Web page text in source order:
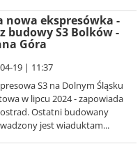
nowa ekspresówka -
budowy S3 Bolków -
Góra
19 | 11:37
S3 na Dolnym Śląsku
w lipcu 2024 - zapowiada
Ostatni budowany
jest wiaduktam...